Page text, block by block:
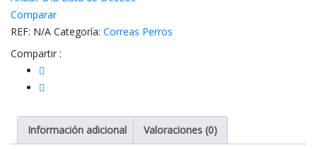
Comparar
REF: N/A Categoría: Correas Perros
Compartir :
Información adicional Valoraciones (0)